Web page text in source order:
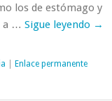
los de estómago y
a … Sigue leyendo →
Enlace permanente